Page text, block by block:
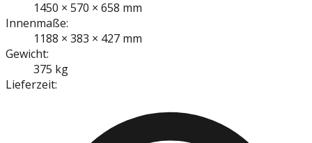
1450 × 570 × 658 mm
Innenmaße:
1188 × 383 × 427 mm
Gewicht:
375 kg
Lieferzeit: